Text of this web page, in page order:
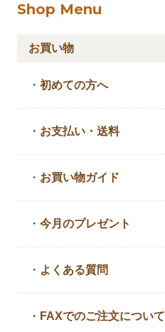
Shop Menu
お買い物
・初めての方へ
・ お支払い・送料
・ お買い物ガイド
・今月のプレゼント
・ よくある質問
・ FAXでのご注文について